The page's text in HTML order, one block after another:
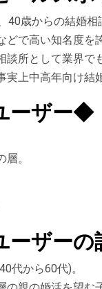
40歳からの結婚相
どで高い知名度を
談所として業界で
実上中高年向け結
ーザー◆
。
ーザーの
代から60代)。